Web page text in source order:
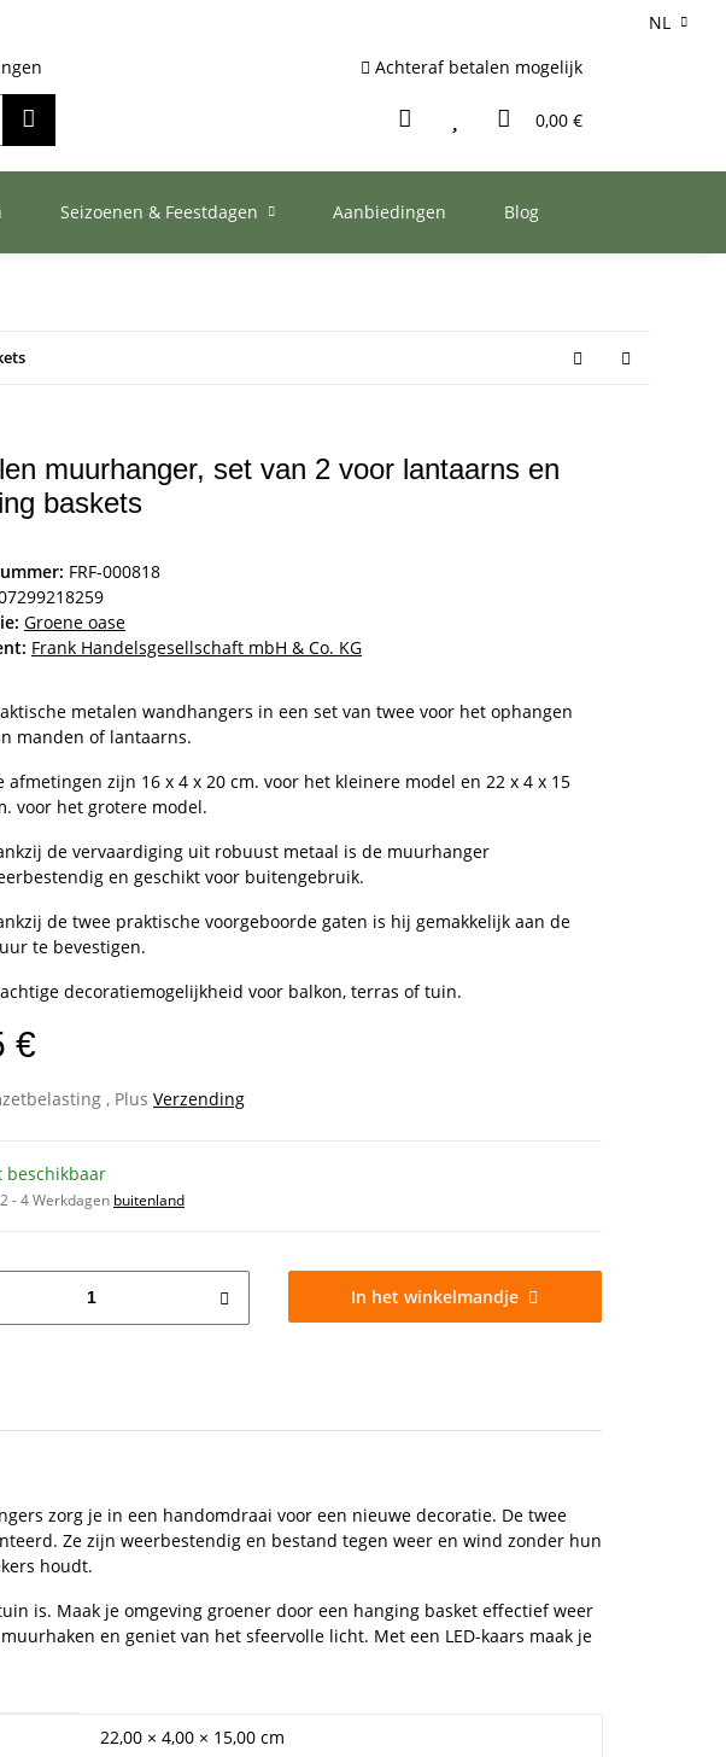
NL
Achteraf betalen mogelijk
0,00 €
Seizoenen & Feestdagen Aanbiedingen Blog
muurhanger, set van 2 voor lantaarns en
baskets
FRF-000818
Groene oase
Frank Handelsgesellschaft mbH & Co. KG
metalen wandhangers in een set van twee voor het ophangen
manden of lantaarns.
afmetingen zijn 16 x 4 x 20 cm. voor het kleinere model en 22 x 4 x 15
voor het grotere model.
de vervaardiging uit robuust metaal is de muurhanger
en geschikt voor buitengebruik.
de twee praktische voorgeboorde gaten is hij gemakkelijk aan de
te bevestigen.
decoratiemogelijkheid voor balkon, terras of tuin.
€
, Plus Verzending
beschikbaar
2 - 4 Werkdagen buitenland
In het winkelmandje
zorg je in een handomdraai voor een nieuwe decoratie. De twee
Ze zijn weerbestendig en bestand tegen weer en wind zonder hun
houdt.
is. Maak je omgeving groener door een hanging basket effectief weer
en geniet van het sfeervolle licht. Met een LED-kaars maak je
22,00 × 4,00 × 15,00 cm